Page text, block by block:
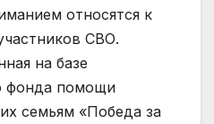
относятся к
СВО.
на базе
фонда помощи
семьям «Победа за